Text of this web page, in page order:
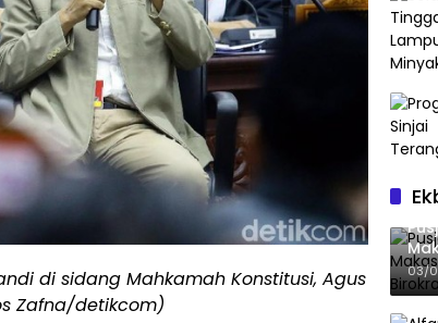
di sidang Mahkamah Konstitusi, Agus
Zafna/detikcom)
03/